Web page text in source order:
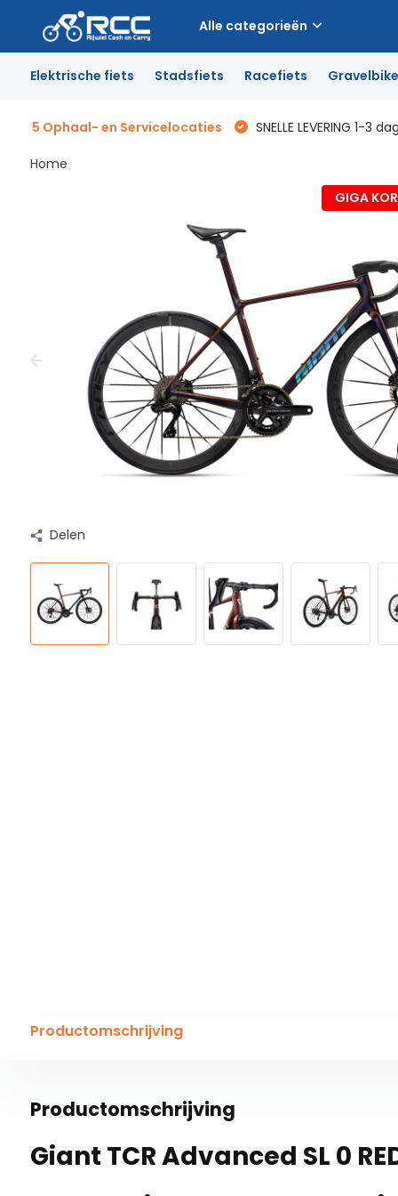
Alle categorieën
Elektrische fiets Stadsfiets Racefiets Gravelbike
5 Ophaal- en Servicelocaties SNELLE LEVERING 1-3
Home
GIGA
Delen
Productomschrijving
Productomschrijving
Giant TCR Advanced SL 0